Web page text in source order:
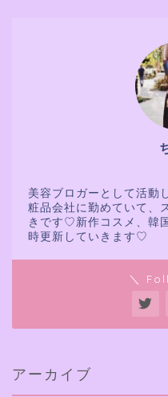
美容ブロガーとして活動
粧品会社に勤めていて、
きです♡新作コスメ、韓
時更新していきます♡
＼
アーカイブ